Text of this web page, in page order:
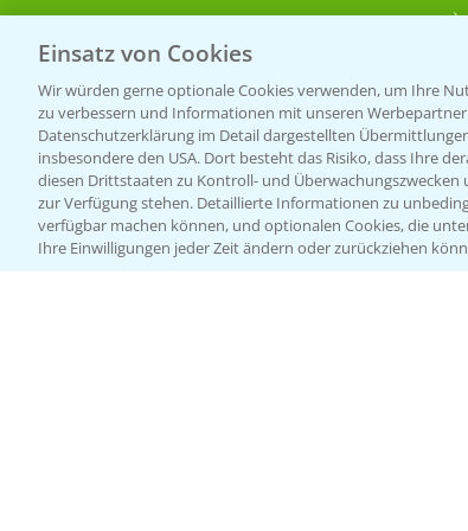
Einsatz von Cookies
Wir würden gerne optionale Cookies verwenden, um Ihre
zu verbessern und Informationen mit unseren
Datenschutzerklärung im Detail dargestellten
insbesondere den USA. Dort besteht das Risiko, dass Ihre
diesen Drittstaaten zu Kontroll- und
zur Verfügung stehen. Detaillierte Informationen zu
verfügbar machen können, und optionalen Cookies, die
Ihre Einwilligungen jeder Zeit ändern oder zurückziehen